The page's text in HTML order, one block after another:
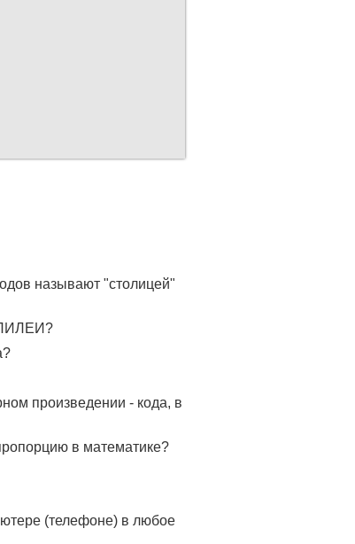
называют "столицей"
произведении - кода, в
в математике?
(телефоне) в любое